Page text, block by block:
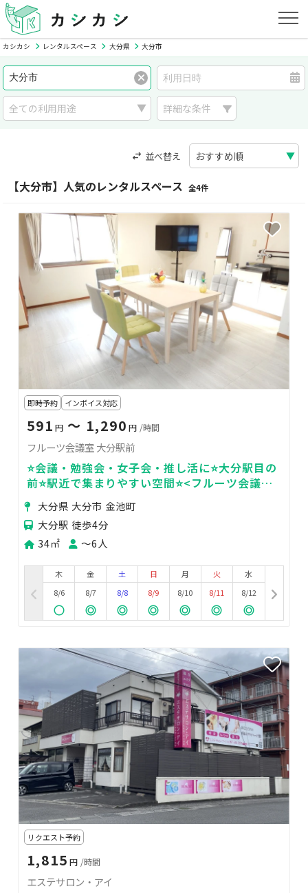
カシカシ レンタルスペース 大分県 大分市
詳細な条件
並べ替え
【大分市】人気のレンタルスペース 全4件
即時予約 インボイス対応
591 円 〜 1,290 円 /時間
フルーツ会議室 大分駅前
⭐️会議・勉強会・女子会・推し活に⭐️大分駅目の
前⭐️駅近で集まりやすい空間⭐️<フルーツ会議室
🍋＞大分県 大分市 金池町
大分駅 徒歩4分
34㎡
〜6人
木
8/6
金
8/7
土
8/8
日
8/9
月
8/10
火
8/11
水
8/12
リクエスト予約
1,815 円 /時間
エステサロン・アイ